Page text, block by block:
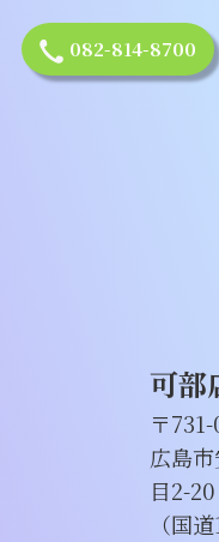
082-814-8700
可部
〒
広島
目2-20
（国